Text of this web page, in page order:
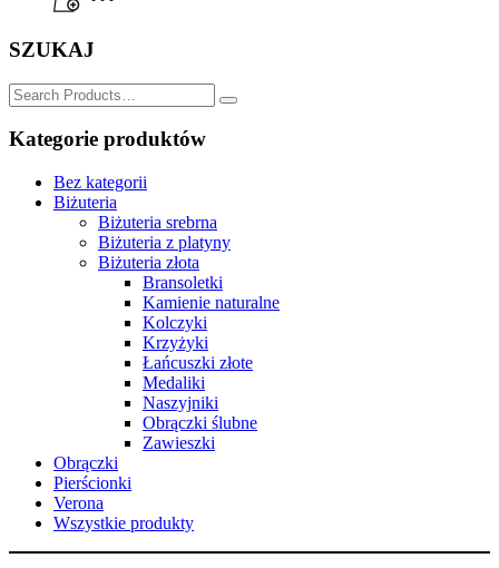
SZUKAJ
SZUKAJ
for:
Kategorie produktów
Bez kategorii
Biżuteria
Biżuteria srebrna
Biżuteria z platyny
Biżuteria złota
Bransoletki
Kamienie naturalne
Kolczyki
Krzyżyki
Łańcuszki złote
Medaliki
Naszyjniki
Obrączki ślubne
Zawieszki
Obrączki
Pierścionki
Verona
Wszystkie produkty